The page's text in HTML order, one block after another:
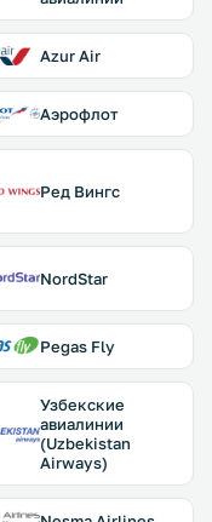
Azur Air
Аэрофлот
Ред Вингс
NordStar
Pegas Fly
Узбекские
авиалинии
(Uzbekistan
Airways)